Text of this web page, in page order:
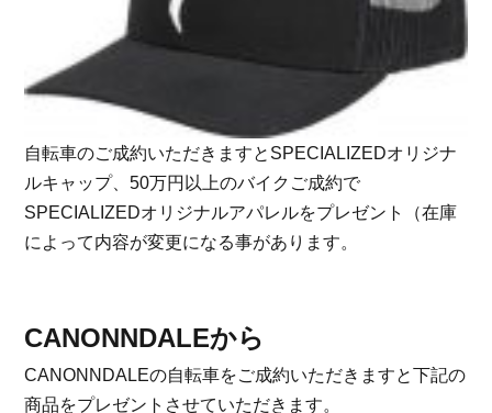
自転車のご成約いただきますとSPECIALIZEDオリジナ
ルキャップ、50万円以上のバイクご成約で
SPECIALIZEDオリジナルアパレルをプレゼント（在庫
によって内容が変更になる事があります。
CANONNDALEから
CANONNDALEの自転車をご成約いただきますと下記の
商品をプレゼントさせていただきます。